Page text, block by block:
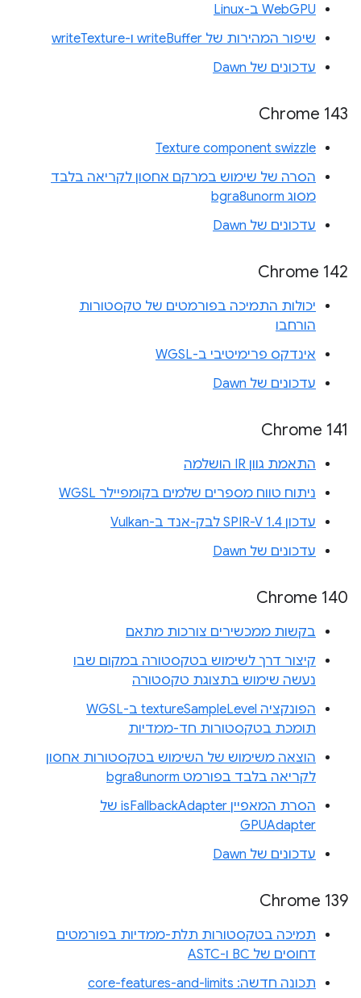
WebGPU ב-Linux
שיפור המהירות של writeBuffer ו-writeTexture
עדכונים של Dawn
Chrome 143
Texture component swizzle
הסרה של שימוש במרקם אחסון לקריאה בלבד
מסוג bgra8unorm
עדכונים של Dawn
Chrome 142
יכולות התמיכה בפורמטים של טקסטורות
הורחבו
אינדקס פרימיטיבי ב-WGSL
עדכונים של Dawn
Chrome 141
התאמת גוון IR הושלמה
ניתוח טווח מספרים שלמים בקומפיילר WGSL
עדכון SPIR-V 1.4 לבק-אנד ב-Vulkan
עדכונים של Dawn
Chrome 140
בקשות ממכשירים צורכות מתאם
קיצור דרך לשימוש בטקסטורה במקום שבו
נעשה שימוש בתצוגת טקסטורה
הפונקציה textureSampleLevel ב-WGSL
תומכת בטקסטורות חד-ממדיות
הוצאה משימוש של השימוש בטקסטורות אחסון
לקריאה בלבד בפורמט bgra8unorm
הסרת המאפיין isFallbackAdapter של
GPUAdapter
עדכונים של Dawn
Chrome 139
תמיכה בטקסטורות תלת-ממדיות בפורמטים
דחוסים של BC ו-ASTC
תכונה חדשה: core-features-and-limits